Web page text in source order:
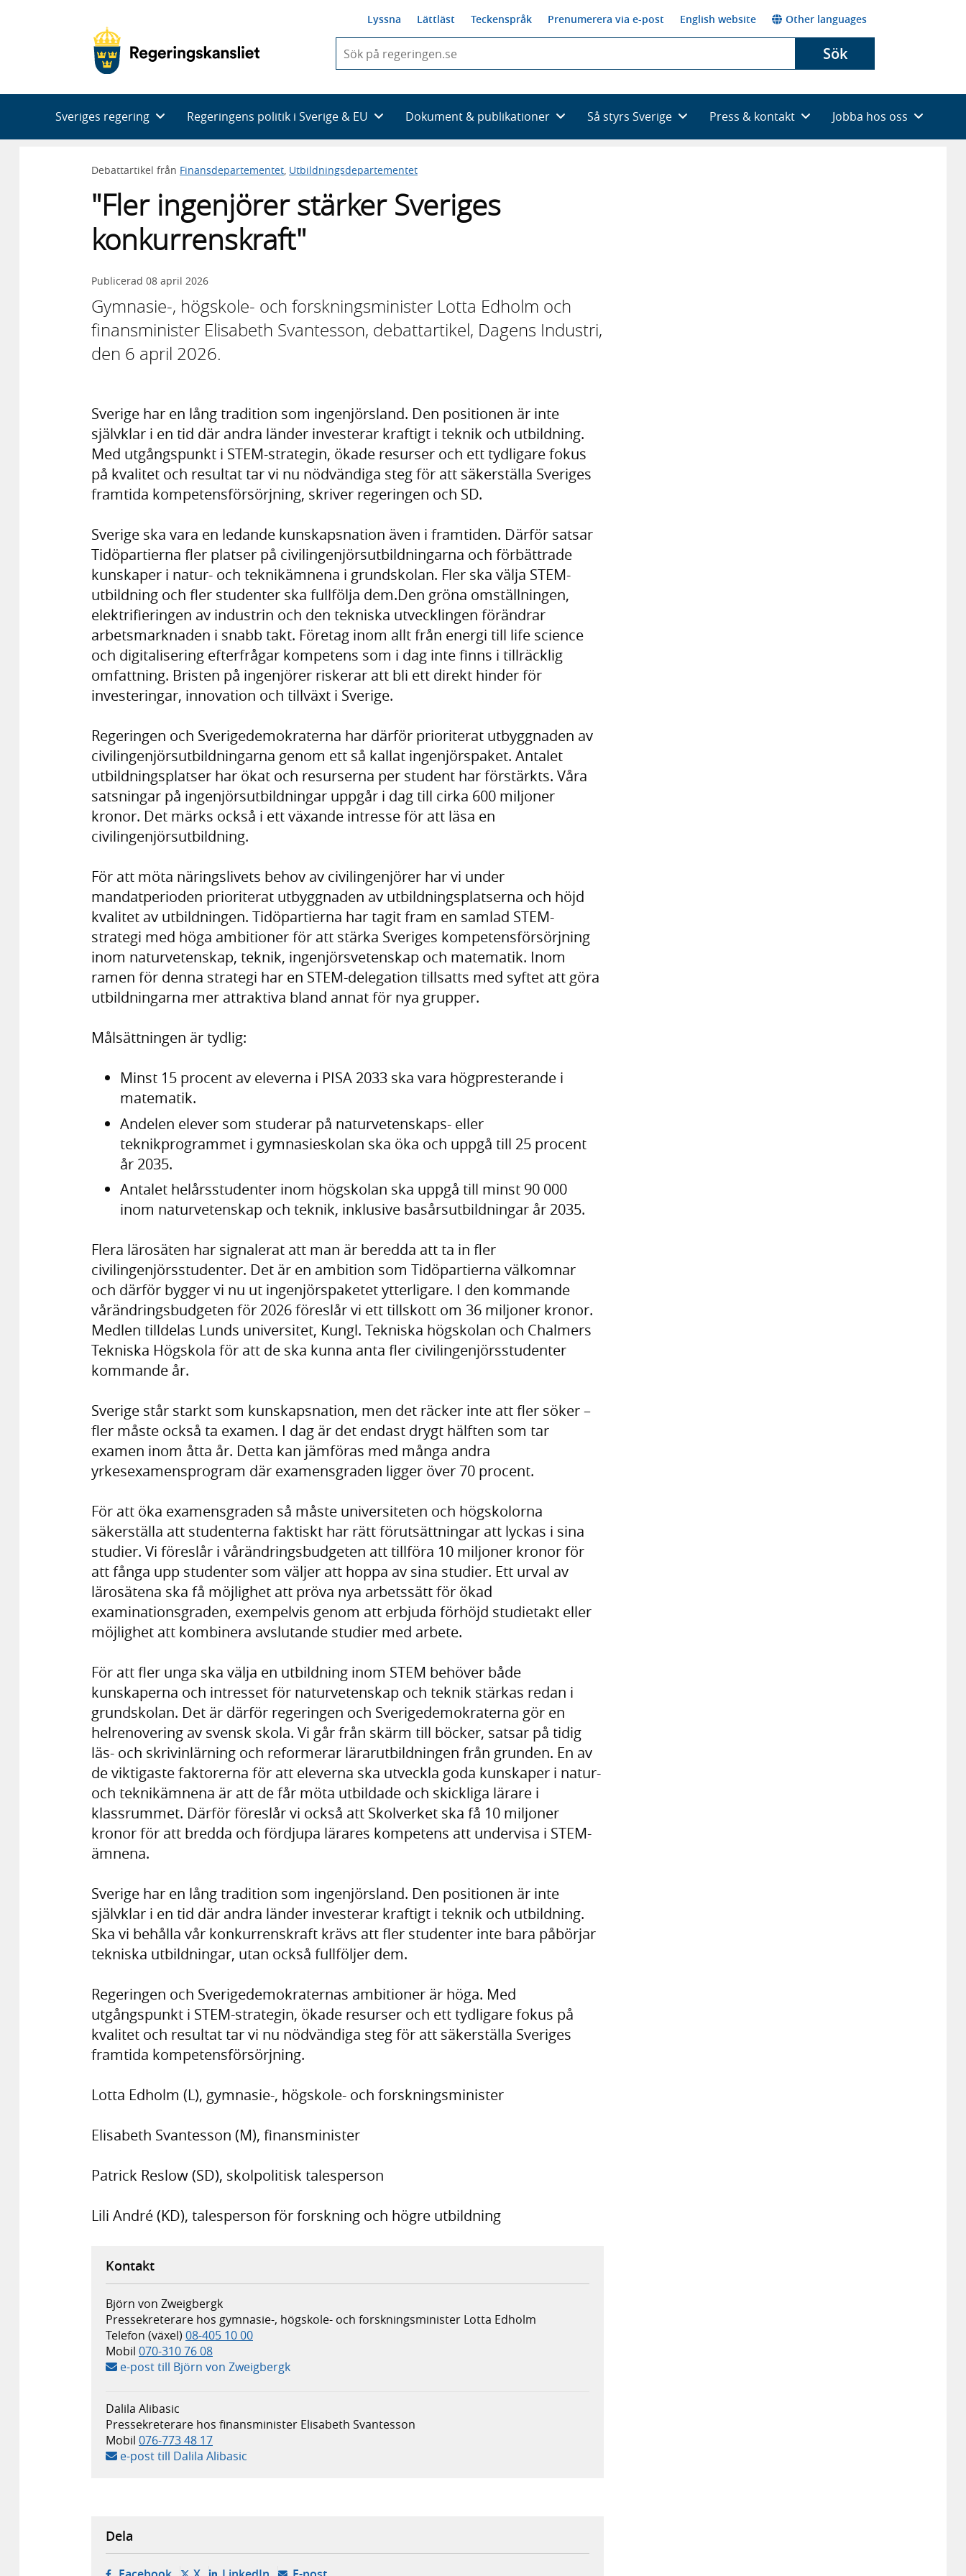
Lyssna Lättläst Teckenspråk Prenumerera via e-post English website Other languages
du
skriva
framträder
en
med
Sök
Sveriges regering Regeringens politik i Sverige & EU Dokument & publikationer Så styrs Sverige Press & kontakt Jobba hos oss
Debattartikel från Finansdepartementet Utbildningsdepartementet
"Fler ingenjörer stärker Sveriges
konkurrenskraft"
Publicerad 08 april 2026
Gymnasie-, högskole- och forskningsminister Lotta Edholm och
finansminister Elisabeth Svantesson, debattartikel, Dagens Industri,
den 6 april 2026.
Sverige har en lång tradition som ingenjörsland. Den positionen är inte
självklar i en tid där andra länder investerar kraftigt i teknik och utbildning.
Med utgångspunkt i STEM-strategin, ökade resurser och ett tydligare fokus
på kvalitet och resultat tar vi nu nödvändiga steg för att säkerställa Sveriges
framtida kompetensförsörjning, skriver regeringen och SD.
Sverige ska vara en ledande kunskapsnation även i framtiden. Därför satsar
Tidöpartierna fler platser på civilingenjörsutbildningarna och förbättrade
kunskaper i natur- och teknikämnena i grundskolan. Fler ska välja STEM-
utbildning och fler studenter ska fullfölja dem.Den gröna omställningen,
elektrifieringen av industrin och den tekniska utvecklingen förändrar
arbetsmarknaden i snabb takt. Företag inom allt från energi till life science
och digitalisering efterfrågar kompetens som i dag inte finns i tillräcklig
omfattning. Bristen på ingenjörer riskerar att bli ett direkt hinder för
investeringar, innovation och tillväxt i Sverige.
Regeringen och Sverigedemokraterna har därför prioriterat utbyggnaden av
civilingenjörsutbildningarna genom ett så kallat ingenjörspaket. Antalet
utbildningsplatser har ökat och resurserna per student har förstärkts. Våra
satsningar på ingenjörsutbildningar uppgår i dag till cirka 600 miljoner
kronor. Det märks också i ett växande intresse för att läsa en
civilingenjörsutbildning.
För att möta näringslivets behov av civilingenjörer har vi under
mandatperioden prioriterat utbyggnaden av utbildningsplatserna och höjd
kvalitet av utbildningen. Tidöpartierna har tagit fram en samlad STEM-
strategi med höga ambitioner för att stärka Sveriges kompetensförsörjning
inom naturvetenskap, teknik, ingenjörsvetenskap och matematik. Inom
ramen för denna strategi har en STEM-delegation tillsatts med syftet att göra
utbildningarna mer attraktiva bland annat för nya grupper.
Målsättningen är tydlig:
Minst 15 procent av eleverna i PISA 2033 ska vara högpresterande i
matematik.
Andelen elever som studerar på naturvetenskaps- eller
teknikprogrammet i gymnasieskolan ska öka och uppgå till 25 procent
år 2035.
Antalet helårsstudenter inom högskolan ska uppgå till minst 90 000
inom naturvetenskap och teknik, inklusive basårsutbildningar år 2035.
Flera lärosäten har signalerat att man är beredda att ta in fler
civilingenjörsstudenter. Det är en ambition som Tidöpartierna välkomnar
och därför bygger vi nu ut ingenjörspaketet ytterligare. I den kommande
vårändringsbudgeten för 2026 föreslår vi ett tillskott om 36 miljoner kronor.
Medlen tilldelas Lunds universitet, Kungl. Tekniska högskolan och Chalmers
Tekniska Högskola för att de ska kunna anta fler civilingenjörsstudenter
kommande år.
Sverige står starkt som kunskapsnation, men det räcker inte att fler söker –
fler måste också ta examen. I dag är det endast drygt hälften som tar
examen inom åtta år. Detta kan jämföras med många andra
yrkesexamensprogram där examensgraden ligger över 70 procent.
För att öka examensgraden så måste universiteten och högskolorna
säkerställa att studenterna faktiskt har rätt förutsättningar att lyckas i sina
studier. Vi föreslår i vårändringsbudgeten att tillföra 10 miljoner kronor för
att fånga upp studenter som väljer att hoppa av sina studier. Ett urval av
lärosätena ska få möjlighet att pröva nya arbetssätt för ökad
examinationsgraden, exempelvis genom att erbjuda förhöjd studietakt eller
möjlighet att kombinera avslutande studier med arbete.
För att fler unga ska välja en utbildning inom STEM behöver både
kunskaperna och intresset för naturvetenskap och teknik stärkas redan i
grundskolan. Det är därför regeringen och Sverigedemokraterna gör en
helrenovering av svensk skola. Vi går från skärm till böcker, satsar på tidig
läs- och skrivinlärning och reformerar lärarutbildningen från grunden. En av
de viktigaste faktorerna för att eleverna ska utveckla goda kunskaper i natur-
och teknikämnena är att de får möta utbildade och skickliga lärare i
klassrummet. Därför föreslår vi också att Skolverket ska få 10 miljoner
kronor för att bredda och fördjupa lärares kompetens att undervisa i STEM-
ämnena.
Sverige har en lång tradition som ingenjörsland. Den positionen är inte
självklar i en tid där andra länder investerar kraftigt i teknik och utbildning.
Ska vi behålla vår konkurrenskraft krävs att fler studenter inte bara påbörjar
tekniska utbildningar, utan också fullföljer dem.
Regeringen och Sverigedemokraternas ambitioner är höga. Med
utgångspunkt i STEM-strategin, ökade resurser och ett tydligare fokus på
kvalitet och resultat tar vi nu nödvändiga steg för att säkerställa Sveriges
framtida kompetensförsörjning.
Lotta Edholm (L), gymnasie-, högskole- och forskningsminister
Elisabeth Svantesson (M), finansminister
Patrick Reslow (SD), skolpolitisk talesperson
Lili André (KD), talesperson för forskning och högre utbildning
Kontakt
Björn von Zweigbergk
Pressekreterare hos gymnasie-, högskole- och forskningsminister Lotta Edholm
Telefon (växel) 08-405 10 00
Mobil 070-310 76 08
e-post till Björn von Zweigbergk
Dalila Alibasic
Pressekreterare hos finansminister Elisabeth Svantesson
Mobil 076-773 48 17
e-post till Dalila Alibasic
Dela